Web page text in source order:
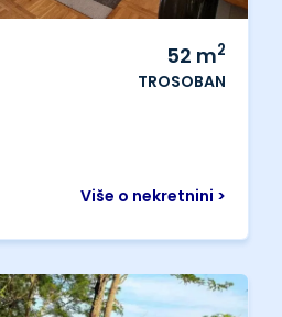
52 m2
TROSOBAN
Više o nekretnini >